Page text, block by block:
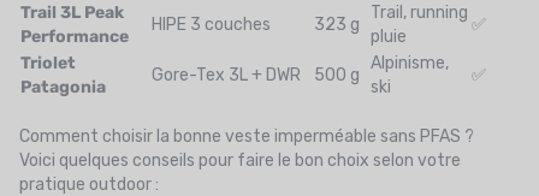
Trail 3L Peak
Performance
HIPE 3 couches 323 g
Trail, running
pluie
✅
Triolet
Patagonia
Gore-Tex 3L + DWR 500 g
Alpinisme,
ski
✅
Comment choisir la bonne veste imperméable sans PFAS ?
Voici quelques conseils pour faire le bon choix selon votre
pratique outdoor :